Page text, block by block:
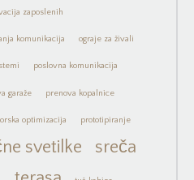
zaposlenih
komunikacija ograje za živali
poslovna komunikacija
garaže prenova kopalnice
optimizacija prototipiranje
svetilke
sreča